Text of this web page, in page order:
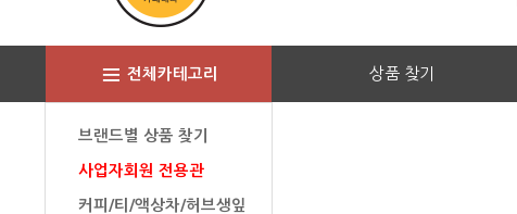
상품 찾기
전체카테고리
브랜드별 상품 찾기
사업자회원 전용관
커피/티/액상차/허브생잎